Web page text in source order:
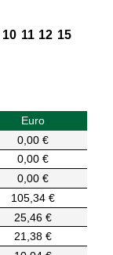
11 12 15
Euro
0,00 €
0,00 €
0,00 €
105,34 €
25,46 €
21,38 €